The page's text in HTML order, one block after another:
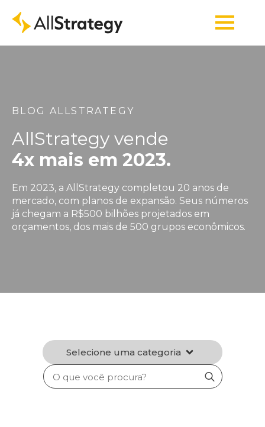
BLOG ALLSTRATEGY
AllStrategy vende
4x mais em 2023.
Em 2023, a AllStrategy completou 20 anos de
mercado, com planos de expansão. Seus números
já chegam a R$500 bilhões projetados em
orçamentos, dos mais de 500 grupos econômicos.
Selecione uma categoria
Search
for: